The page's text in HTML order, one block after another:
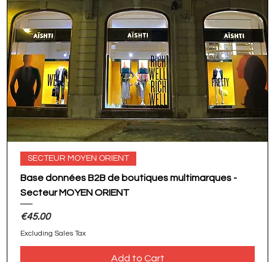
SECTEUR MOYEN ORIENT
Base données B2B de boutiques multimarques -
Secteur MOYEN ORIENT
Price
€45.00
Excluding Sales Tax
Add to Cart